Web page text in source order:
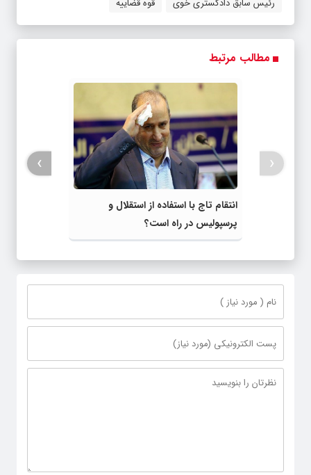
رئیس سابق دادگستری خوی
قوه قضاییه
مطالب مرتبط
انتقام تاج با استفاده از استقلال و
پرسپولیس در راه است؟
‹
›